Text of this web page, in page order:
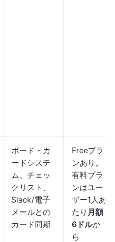
ボード・カ
ードシステ
ム、チェッ
クリスト、
Slack/電子
メールとの
カード同期
Freeプラ
ンあり。
有料プラ
ンはユー
ザー1人あ
たり 月額
6ドルか
ら